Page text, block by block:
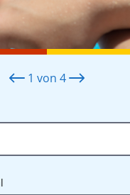
1 von 4